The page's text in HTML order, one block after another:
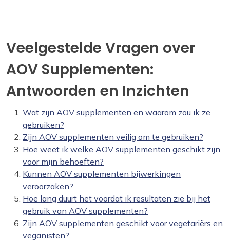
Veelgestelde Vragen over
AOV Supplementen:
Antwoorden en Inzichten
Wat zijn AOV supplementen en waarom zou ik ze
gebruiken?
Zijn AOV supplementen veilig om te gebruiken?
Hoe weet ik welke AOV supplementen geschikt zijn
voor mijn behoeften?
Kunnen AOV supplementen bijwerkingen
veroorzaken?
Hoe lang duurt het voordat ik resultaten zie bij het
gebruik van AOV supplementen?
Zijn AOV supplementen geschikt voor vegetariërs en
veganisten?